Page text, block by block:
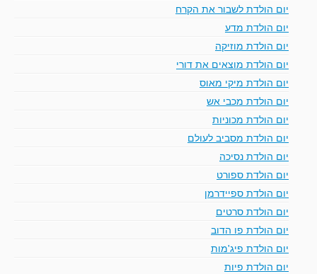
יום הולדת לשבור את הקרח
יום הולדת מדע
יום הולדת מוזיקה
יום הולדת מוצאים את דורי
יום הולדת מיקי מאוס
יום הולדת מכבי אש
יום הולדת מכוניות
יום הולדת מסביב לעולם
יום הולדת נסיכה
יום הולדת ספורט
יום הולדת ספיידרמן
יום הולדת סרטים
יום הולדת פו הדוב
יום הולדת פיג'מות
יום הולדת פיות